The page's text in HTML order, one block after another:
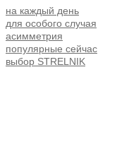
на каждый день
для особого случая
асимметрия
популярные сейчас
выбор STRELNIK